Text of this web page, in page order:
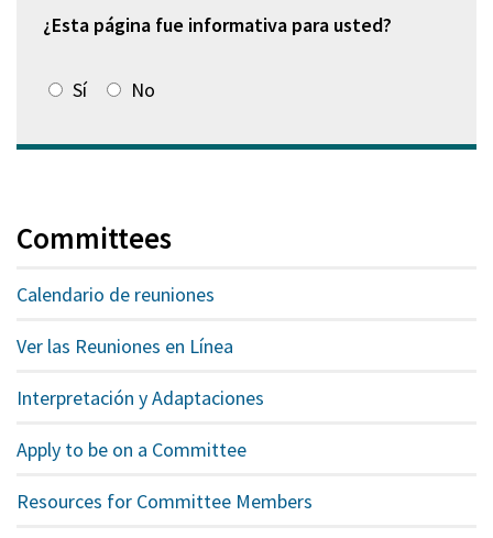
ventana)
¿Esta página fue informativa para usted?
Sí No
Committees
Calendario de reuniones
Ver las Reuniones en Línea
Interpretación y Adaptaciones
Apply to be on a Committee
Resources for Committee Members